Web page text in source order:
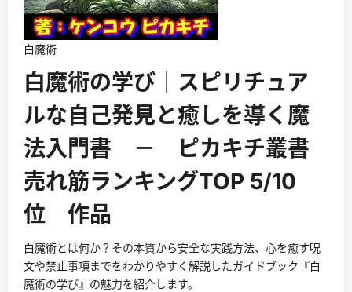
白魔術
白魔術の学び｜スピリチュア
ルな自己発見と癒しを導く魔
法入門書 － ピカキチ叢書
売れ筋ランキングTOP 5/10
位 作品
白魔術とは何か？その本質から安全な実践方法、心を癒す呪
文や禁止事項までをわかりやすく解説したガイドブック『白
魔術の学び』の魅力を紹介します。